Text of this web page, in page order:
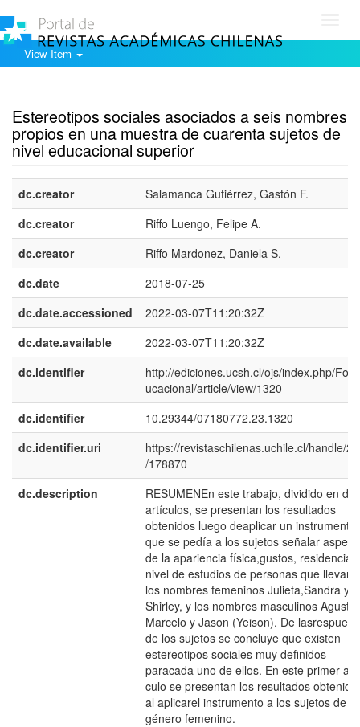
View Item
Estereotipos sociales asociados a seis nombres
propios en una muestra de cuarenta sujetos de
nivel educacional superior
dc.creator
Salamanca Gutiérrez, Gastón F.
dc.creator
Riffo Luengo, Felipe A.
dc.creator
Riffo Mardonez, Daniela S.
dc.date
2018-07-25
dc.date.accessioned
2022-03-07T11:20:32Z
dc.date.available
2022-03-07T11:20:32Z
dc.identifier
http://ediciones.ucsh.cl/ojs/index.php/
ucacional/article/view/1320
dc.identifier
10.29344/07180772.23.1320
dc.identifier.uri
https://revistaschilenas.uchile.cl/handle/
/178870
dc.description
RESUMENEn este trabajo, dividido en dos
artí­culos, se presentan los resultados
obtenidos luego deaplicar un instrumento
que se pedí­a a los sujetos señalar
de la apariencia fí­sica,gustos, residencia y
nivel de estudios de personas que
los nombres femeninos Julieta,Sandra y
Shirley, y los nombres masculinos
Marcelo y Jason (Yeison). De
de los sujetos se concluye que existen
estereotipos sociales muy definidos
paracada uno de ellos. En este primer
culo se presentan los resultados
al aplicarel instrumento a los sujetos de
género femenino.